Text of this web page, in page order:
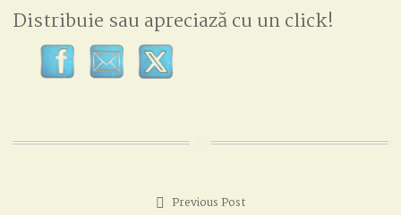
Distribuie sau apreciază cu un click!
Previous Post